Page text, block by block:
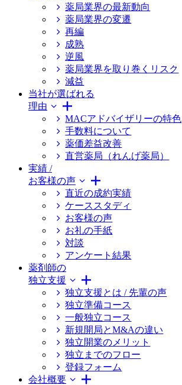
薬局業界の最新動向
薬局業界の変遷
再編
成熟
逆風
薬局業界を取り巻くリスク
減益
当社が選ばれる
理由
MACアドバイザリーの特色
手数料について
薬価差益改善
直営薬局（れんげ薬局）
実績 /
お客様の声
直近の成約実績
ケーススタディ
お客様の声
お礼の手紙
対談
アンケート結果
薬剤師の
独立支援
独立支援とは / 先輩の声
独立準備コース
一般独立コース
新規開局とM&Aの違い
独立開業のメリット
独立までのフロー
登録フォーム
会社概要